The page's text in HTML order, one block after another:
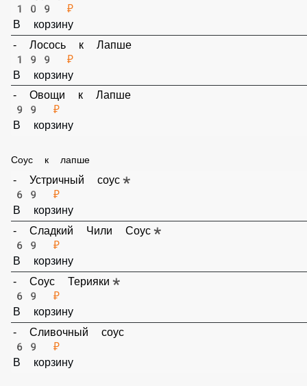
- Курица к Лапше
109 ₽
В корзину
- Лосось к Лапше
199 ₽
В корзину
- Овощи к Лапше
Соус к лапше
- Устричный соус*
69 ₽
В корзину
- Сладкий Чили Соус*
69 ₽
В корзину
- Соус Терияки*
69 ₽
В корзину